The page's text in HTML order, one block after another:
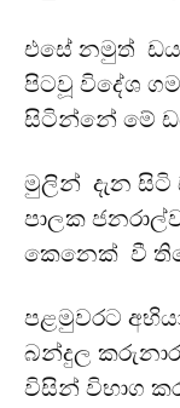
එසේ නමුත්
පිටවූ විදේශ
සිටින්නේ මේ
මුලින් දැන
පාලක
කෙනෙක් වී
පළමුවරට
බන්දුල
විසින් විභාග